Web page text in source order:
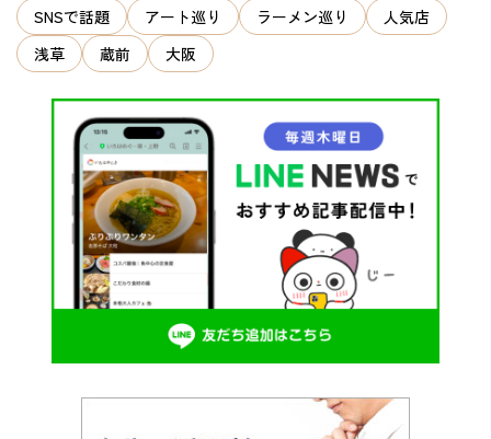
SNSで話題
アート巡り ラーメン巡り
人気店
浅草
蔵前 大阪